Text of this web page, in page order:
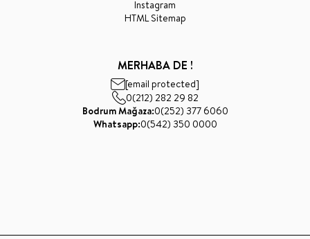
Instagram
HTML Sitemap
MERHABA DE !
[email protected]
0(212) 282 29 82
Bodrum Mağaza:0(252) 377 6060
Whatsapp:0(542) 350 0000